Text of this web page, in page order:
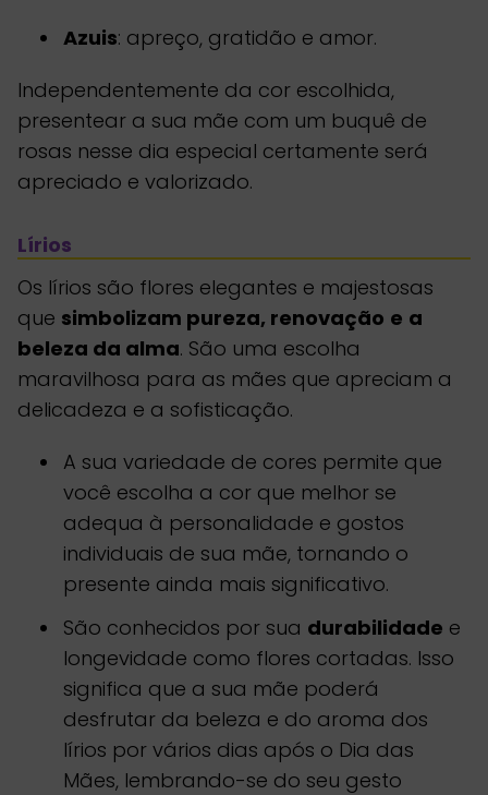
Azuis: apreço, gratidão e amor.
Independentemente da cor escolhida,
presentear a sua mãe com um buquê de
rosas nesse dia especial certamente será
apreciado e valorizado.
Lírios
Os lírios são flores elegantes e majestosas
que simbolizam pureza, renovação e a
beleza da alma. São uma escolha
maravilhosa para as mães que apreciam a
delicadeza e a sofisticação.
A sua variedade de cores permite que
você escolha a cor que melhor se
adequa à personalidade e gostos
individuais de sua mãe, tornando o
presente ainda mais significativo.
São conhecidos por sua durabilidade e
longevidade como flores cortadas. Isso
significa que a sua mãe poderá
desfrutar da beleza e do aroma dos
lírios por vários dias após o Dia das
Mães, lembrando-se do seu gesto